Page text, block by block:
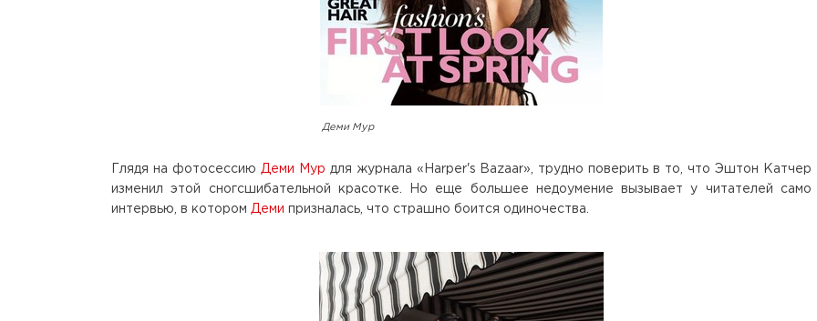
Деми Мур
Глядя на фотосессию Деми Мур для журнала «Harper's Bazaar», трудно поверить в то, что Эштон Катчер
изменил этой сногсшибательной красотке. Но еще большее недоумение вызывает у читателей само
интервью, в котором Деми призналась, что страшно боится одиночества.